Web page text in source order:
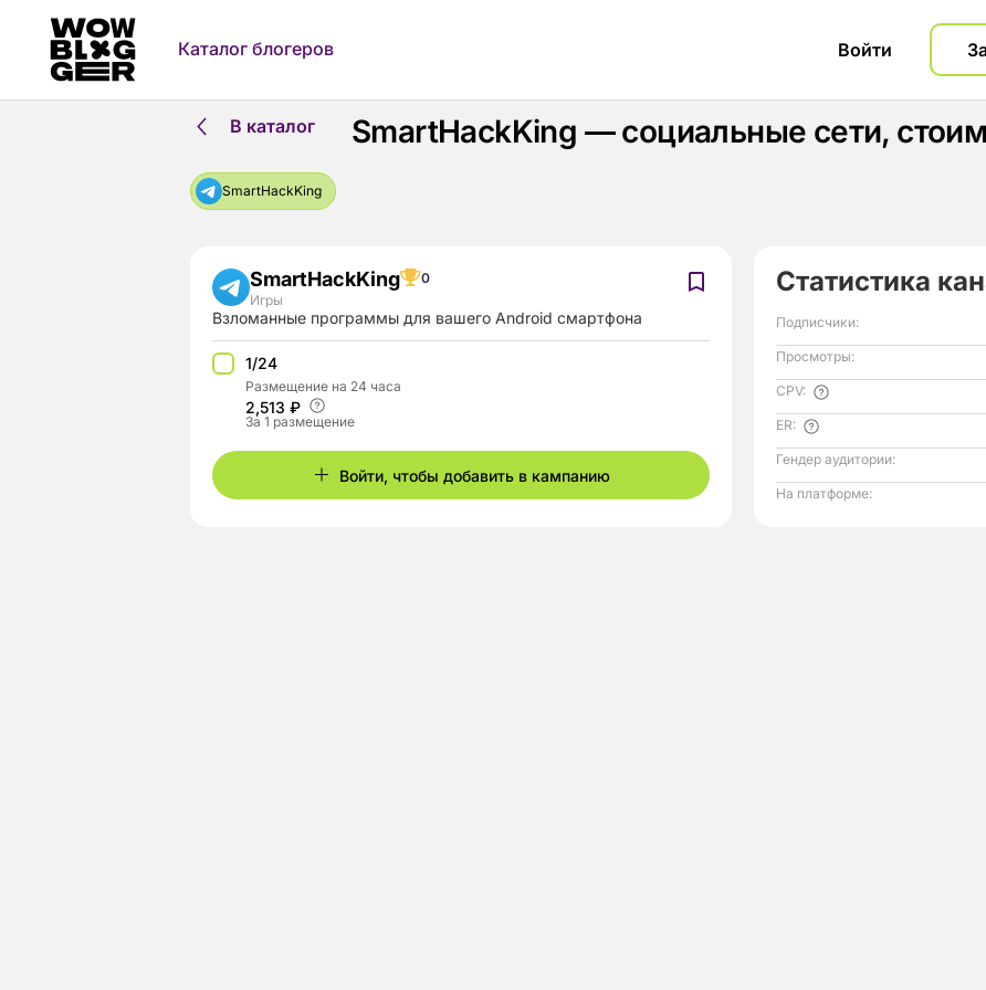
Каталог блогеров Войти
В каталог SmartHackKing — социальные сети,
SmartHackKing
SmartHackKing
0
Игры
Взломанные программы для вашего Android смартфона
1/24
Размещение на 24 часа
2,513 ₽
За 1 размещение
Войти, чтобы добавить в кампанию
Статистика
Подписчики:
Просмотры:
CPV:
ER:
Гендер аудитории:
На платформе: